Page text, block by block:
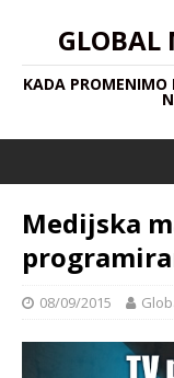
GLOBAL
KADA PROMENIMO
Medijska
08/09/2015